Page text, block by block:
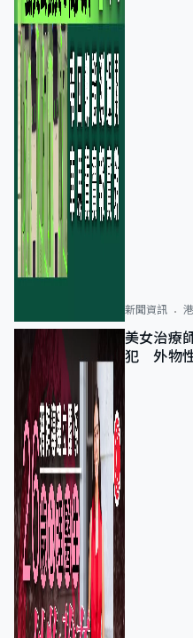
新聞資訊
美女治療
犯 外物